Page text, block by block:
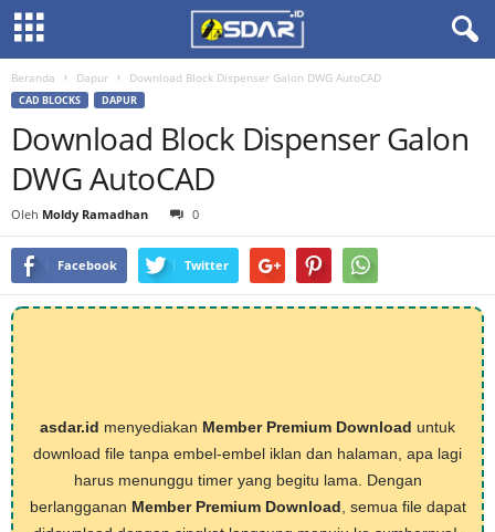
Beranda Dapur Download Block Dispenser Galon DWG AutoCAD
CAD BLOCKS DAPUR
Download Block Dispenser Galon
DWG AutoCAD
Oleh Moldy Ramadhan 0
Facebook Twitter
asdar.id menyediakan Member Premium Download untuk
download file tanpa embel-embel iklan dan halaman, apa lagi
harus menunggu timer yang begitu lama. Dengan
berlangganan Member Premium Download , semua file dapat